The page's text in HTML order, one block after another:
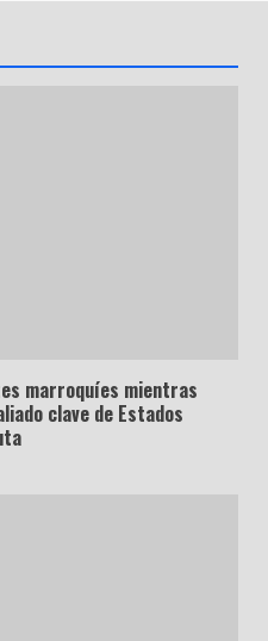
marroquíes mientras
clave de Estados